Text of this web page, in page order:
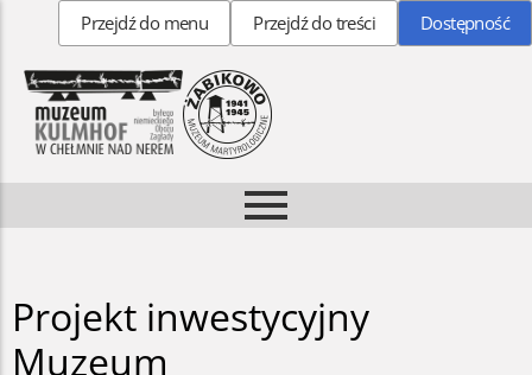
Przejdź do menu Przejdź do treści Dostępność
Projekt inwestycyjny
Muzeum
Do pobrania